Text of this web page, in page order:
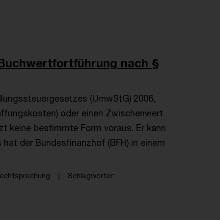
nach §
(UmwStG) 2006,
oder einen Zwischenwert
keine bestimmte Form voraus. Er kann
der Bundesfinanzhof (BFH) in einem
Schlagwörter